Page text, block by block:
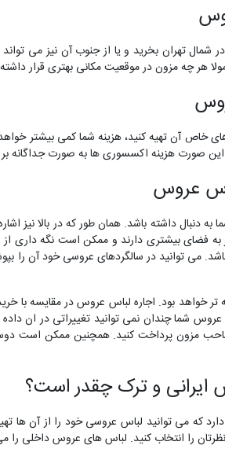
شمال تهران بخرید و یا از جنوب آن نیز می
هر چه مزون در موقعیت مکانی بهتری قرار
خاص آن تهیه کنید، هزینه شما کمی بیشتر
صورت هزینه اکسسوری ها به صورت جداگانه بر
عروس
دنبال داشته باشد. همان طور که در بالا نیز
به فضای بیشتری دارند و ممکن است نگه داری
توانید در سالگردهای عروسی خود آن را
خواهد بود. اجاره لباس عروس در مقایسه با
شما چندان نمی توانید تغییراتی در ان
صاحب مزون پرداخت کنید. همچنین ممکن است
ایرانی و ترک چقدر است؟
که می توانید لباس عروسی خود را از آن
را انتخاب کنید. لباس های عروس داخلی